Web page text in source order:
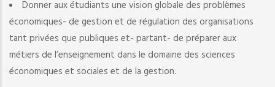
Donner aux étudiants une vision globale des problèmes
économiques- de gestion et de régulation des organisations
tant privées que publiques et- partant- de préparer aux
métiers de l’enseignement dans le domaine des sciences
économiques et sociales et de la gestion.